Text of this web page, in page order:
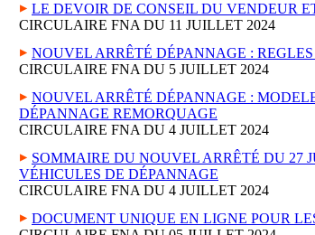
LE DEVOIR DE CONSEIL DU VENDEUR
CIRCULAIRE FNA DU 11 JUILLET 2024
NOUVEL ARRÊTÉ DÉPANNAGE :
CIRCULAIRE FNA DU 5 JUILLET 2024
NOUVEL ARRÊTÉ DÉPANNAGE :
DÉPANNAGE REMORQUAGE
CIRCULAIRE FNA DU 4 JUILLET 2024
SOMMAIRE DU NOUVEL ARRÊTÉ DU 27
VÉHICULES DE DÉPANNAGE
CIRCULAIRE FNA DU 4 JUILLET 2024
DOCUMENT UNIQUE EN LIGNE POUR